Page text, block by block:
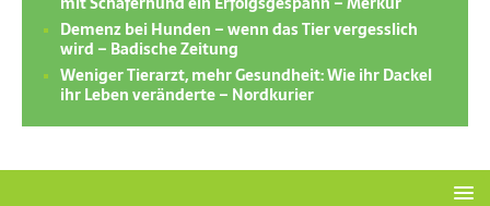
Demenz bei Hunden – wenn das Tier vergesslich
wird – Badische Zeitung
Weniger Tierarzt, mehr Gesundheit: Wie ihr Dackel
ihr Leben veränderte – Nordkurier